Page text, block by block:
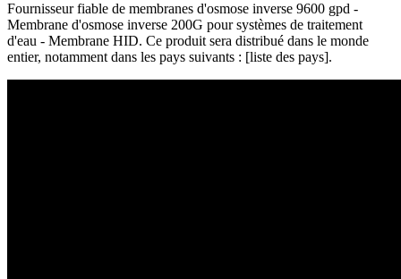
Fournisseur fiable de membranes d'osmose inverse 9600 gpd -
Membrane d'osmose inverse 200G pour systèmes de traitement
d'eau - Membrane HID. Ce produit sera distribué dans le monde
entier, notamment dans les pays suivants : [liste des pays].